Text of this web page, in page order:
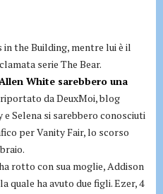
in the Building, mentre lui è il
serie The Bear.
White sarebbero una
da DeuxMoi, blog
Selena si sarebbero conosciuti
per Vanity Fair, lo scorso
rotto con sua moglie, Addison
quale ha avuto due figli. Ezer, 4